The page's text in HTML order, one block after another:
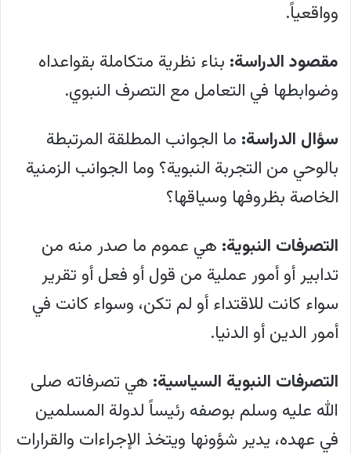
وواقعياً.
مقصود الدراسة: بناء نظرية متكاملة بقواعداه
وضوابطها في التعامل مع التصرف النبوي.
سؤال الدراسة: ما الجوانب المطلقة المرتبطة
بالوحي من التجربة النبوية؟ وما الجوانب الزمنية
الخاصة بظروفها وسياقها؟
التصرفات النبوية: هي عموم ما صدر منه من
تدابير أو أمور عملية من قول أو فعل أو تقرير
سواء كانت للاقتداء أو لم تكن، وسواء كانت في
أمور الدين أو الدنيا.
التصرفات النبوية السياسية: هي تصرفاته صلى
الله عليه وسلم بوصفه رئيساً لدولة المسلمين
في عهده، يدير شؤونها ويتخذ الإجراءات والقرارات